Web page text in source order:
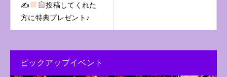
✍
投稿してくれた
方に特典プレゼント♪
ピックアップイベント